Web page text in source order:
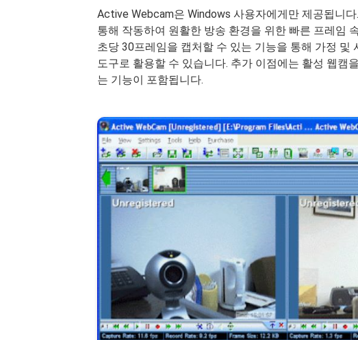
Active Webcam은 Windows 사용자에게만 제공됩니
통해 작동하여 원활한 방송 환경을 위한 빠른 프레임
초당 30프레임을 캡처할 수 있는 기능을 통해 가정 및
도구로 활용할 수 있습니다. 추가 이점에는 활성 웹캠
는 기능이 포함됩니다.